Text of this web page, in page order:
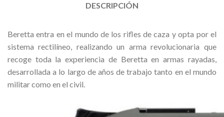
DESCRIPCIÓN
Beretta entra en el mundo de los rifles de caza y opta por el
sistema rectilíneo, realizando un arma revolucionaria que
recoge toda la experiencia de Beretta en armas rayadas,
desarrollada a lo largo de años de trabajo tanto en el mundo
militar como en el civil.